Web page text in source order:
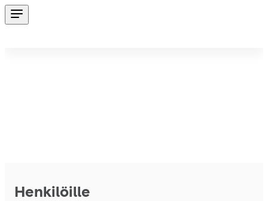
Henkilöille